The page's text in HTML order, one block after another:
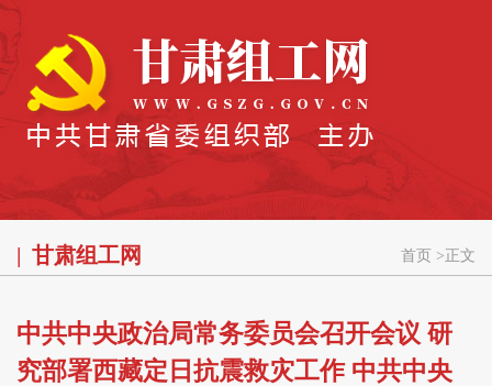
甘肃组工网 首页 > 正文
中共中央政治局常务委员会召开会议 研
究部署西藏定日抗震救灾工作 中共中央